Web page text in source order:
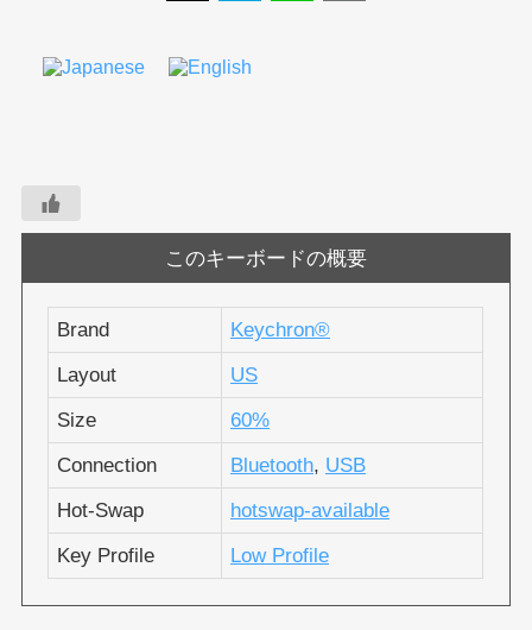
このキーボードの概要
Brand
Keychron®︎
Layout
US
Size
60%
Connection
Bluetooth, USB
Hot-Swap
hotswap-available
Key Profile
Low Profile